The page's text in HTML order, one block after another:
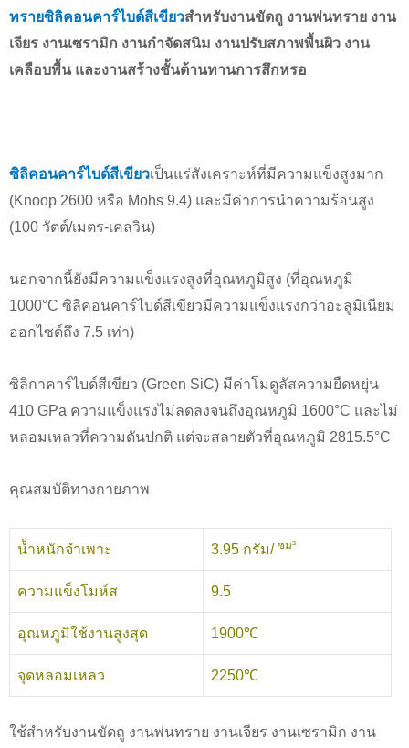
ทรายซิลิคอนคาร์ไบด์สีเขียวสำหรับงานขัดถู งานพ่นทราย งาน
เจียร งานเซรามิก งานกำจัดสนิม งานปรับสภาพพื้นผิว งาน
เคลือบพื้น และงานสร้างชั้นต้านทานการสึกหรอ
ซิลิคอนคาร์ไบด์สีเขียวเป็นแร่สังเคราะห์ที่มีความแข็งสูงมาก
(Knoop 2600 หรือ Mohs 9.4) และมีค่าการนำความร้อนสูง
(100 วัตต์/เมตร-เคลวิน)
นอกจากนี้ยังมีความแข็งแรงสูงที่อุณหภูมิสูง (ที่อุณหภูมิ
1000°C ซิลิคอนคาร์ไบด์สีเขียวมีความแข็งแรงกว่าอะลูมิเนียม
ออกไซด์ถึง 7.5 เท่า)
ซิลิกาคาร์ไบด์สีเขียว (Green SiC) มีค่าโมดูลัสความยืดหยุ่น
410 GPa ความแข็งแรงไม่ลดลงจนถึงอุณหภูมิ 1600°C และไม่
หลอมเหลวที่ความดันปกติ แต่จะสลายตัวที่อุณหภูมิ 2815.5°C
คุณสมบัติทางกายภาพ
น้ำหนักจำเพาะ 3.95 กรัม/ ซม³
ความแข็งโมห์ส 9.5
อุณหภูมิใช้งานสูงสุด 1900℃
จุดหลอมเหลว 2250℃
ใช้สำหรับงานขัดถู งานพ่นทราย งานเจียร งานเซรามิก งาน